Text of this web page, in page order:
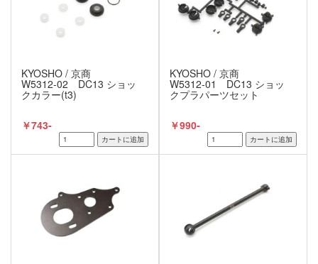
KYOSHO / 京商
W5312-02 DC13 ショッ
クカラー(t3)
￥743-
KYOSHO / 京商
W5312-01 DC13 ショッ
クプラパーツセット
￥990-